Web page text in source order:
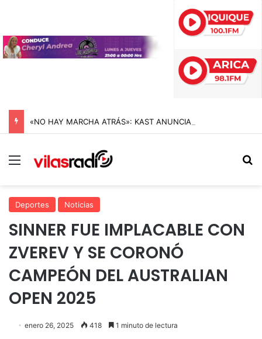
Menú
Deportes Noticias
SINNER FUE IMPLACABLE CON
ZVEREV Y SE CORONÓ
CAMPEÓN DEL AUSTRALIAN
OPEN 2025
enero 26, 2025 418 1 minuto de lectura